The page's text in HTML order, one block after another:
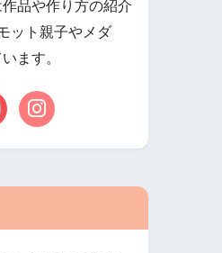
品や作り方の紹介
ット親子やメダ
ます。